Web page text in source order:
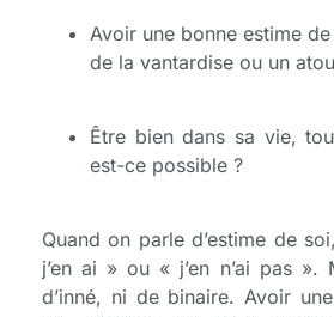
Avoir une bonne estime
de la vantardise ou un
Être bien dans sa vie,
est-ce possible ?
Quand on parle d’estime de
j’en ai » ou « j’en n’ai pas ».
d’inné, ni de binaire. Avoir